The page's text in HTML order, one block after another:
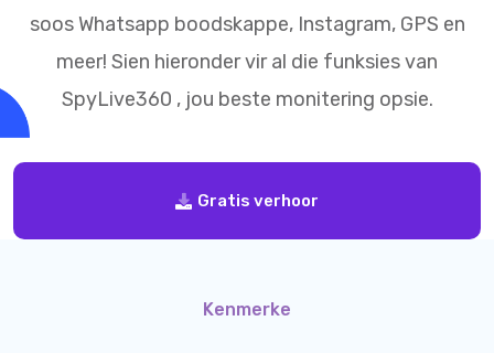
soos Whatsapp boodskappe, Instagram, GPS en
meer! Sien hieronder vir al die funksies van
SpyLive360 , jou beste monitering opsie.
Gratis verhoor
Kenmerke